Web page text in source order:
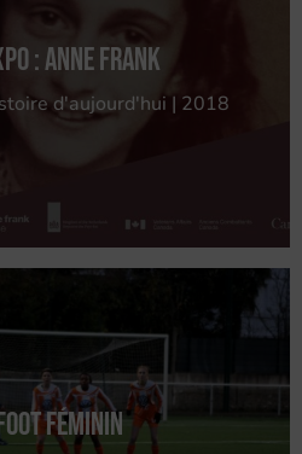
: Anne Frank
d'aujourd'hui | 2018
Féminin